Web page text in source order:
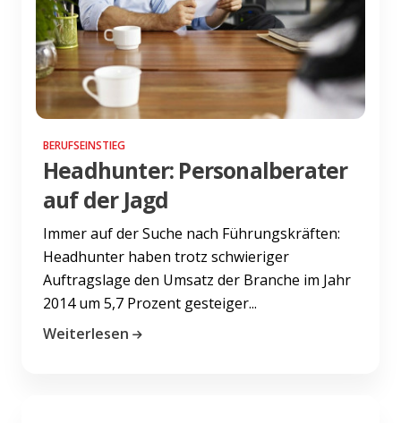
BERUFSEINSTIEG
Headhunter: Personalberater
auf der Jagd
Immer auf der Suche nach Führungskräften:
Headhunter haben trotz schwieriger
Auftragslage den Umsatz der Branche im Jahr
2014 um 5,7 Prozent gesteiger...
Weiterlesen